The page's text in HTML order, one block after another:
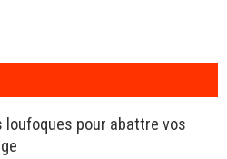
loufoques pour abattre vos